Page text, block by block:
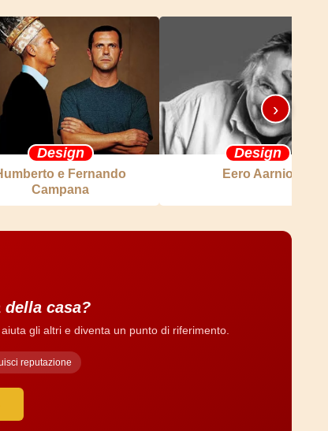
Design
e Fernando
Campana
Design
Eero Aarnio
›
casa?
gli altri e diventa un punto di riferimento.
reputazione